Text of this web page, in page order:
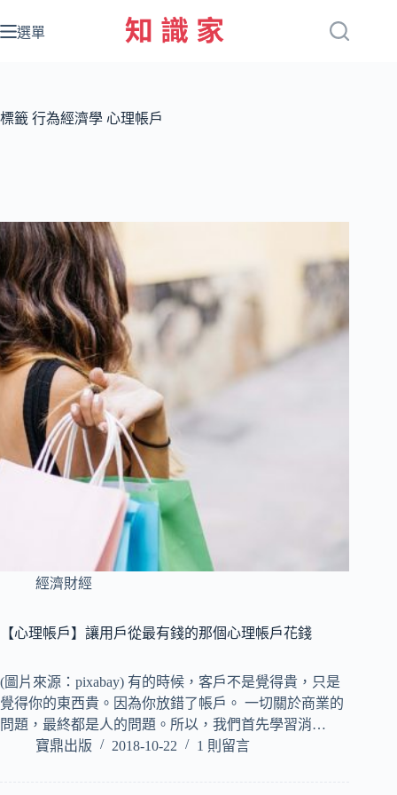
至
容
選單
標籤 行為經濟學 心理帳戶
經濟財經
【心理帳戶】讓用戶從最有錢的那個心理帳戶花錢
(圖片來源：pixabay) 有的時候，客戶不是覺得貴，只是
覺得你的東西貴。因為你放錯了帳戶。 一切關於商業的
問題，最終都是人的問題。所以，我們首先學習消…
寶鼎出版
2018-10-22 1 則留言